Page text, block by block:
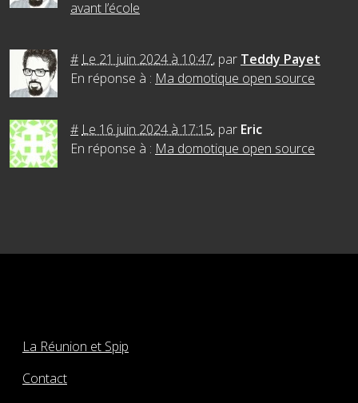
avant l’école
# Le 21 juin 2024 à 10:47, par Teddy Payet
En réponse à : Ma domotique open source
# Le 16 juin 2024 à 17:15, par Eric
En réponse à : Ma domotique open source
La Réunion et Spip
Contact